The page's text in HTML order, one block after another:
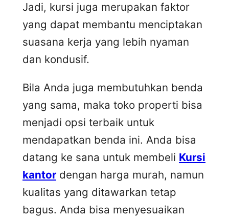
Jadi, kursi juga merupakan faktor
yang dapat membantu menciptakan
suasana kerja yang lebih nyaman
dan kondusif.
Bila Anda juga membutuhkan benda
yang sama, maka toko properti bisa
menjadi opsi terbaik untuk
mendapatkan benda ini. Anda bisa
datang ke sana untuk membeli Kursi
kantor dengan harga murah, namun
kualitas yang ditawarkan tetap
bagus. Anda bisa menyesuaikan